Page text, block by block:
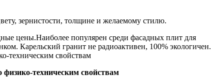
зернистости, толщине и желаемому стилю.
цены.Наиболее популярен среди фасадных плит для
Карельский гранит не радиоактивен, 100% экологичен.
техническим свойствам
техническим свойствам